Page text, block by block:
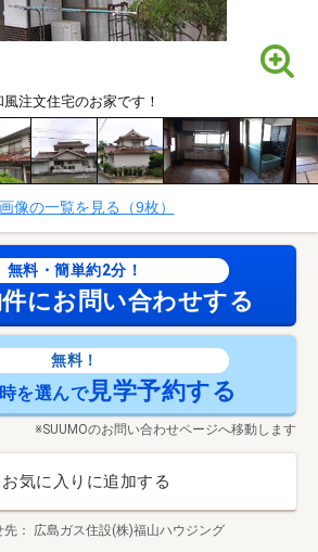
風注文住宅のお家です！
画像の一覧を見る（9枚）
無料・簡単約2分！
にお問い合わせする
無料！
を選んで見学予約する
※SUUMOのお問い合わせページへ移動します
お気に入りに追加する
先 広島ガス住設(株)福山ハウジング